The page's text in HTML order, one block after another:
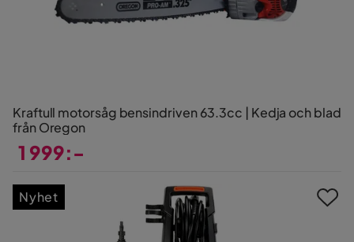
Kraftull motorsåg bensindriven 63.3cc | Kedja och blad
från Oregon
1 999:-
Nyhet